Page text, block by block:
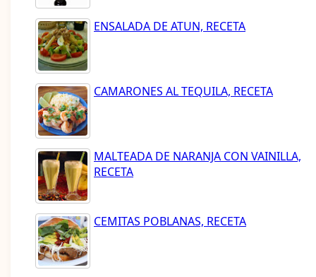
ENSALADA DE ATUN, RECETA
CAMARONES AL TEQUILA, RECETA
MALTEADA DE NARANJA CON VAINILLA,
RECETA
CEMITAS POBLANAS, RECETA